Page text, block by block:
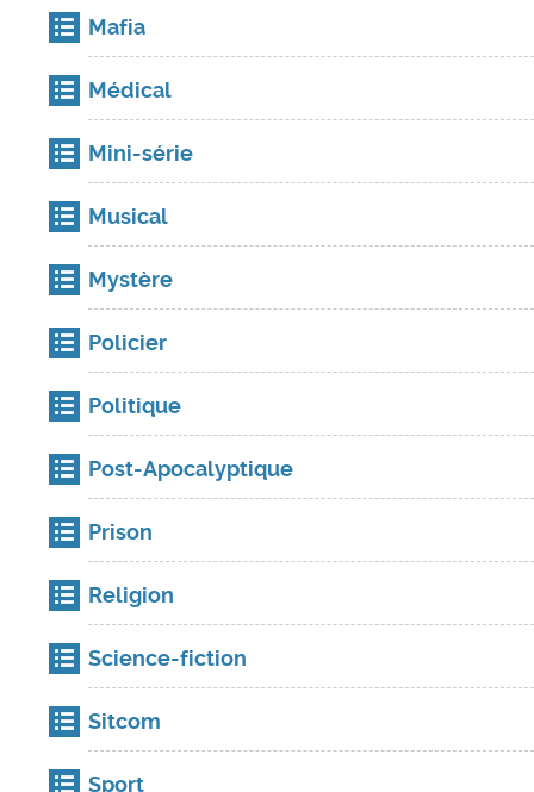
Mafia
Médical
Mini-série
Musical
Mystère
Policier
Politique
Post-Apocalyptique
Prison
Religion
Science-fiction
Sitcom
Sport